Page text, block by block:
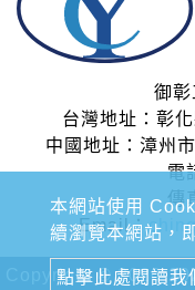
本網站使用
續瀏覽本網站，
點擊此處閱讀我
御彰
台灣地址：彰
中國地址：漳州
電
傳
Email：
Copyright © 2020-